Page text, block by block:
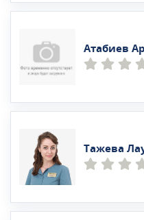
Атабиев
Тажева